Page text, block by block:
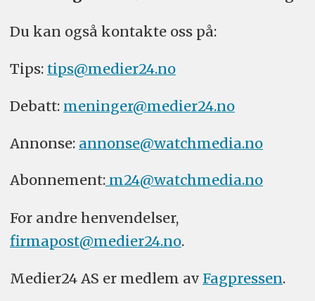
Du kan også kontakte oss på:
Tips: tips@medier24.no
Debatt: meninger@medier24.no
Annonse: annonse@watchmedia.no
Abonnement:m24@watchmedia.no
For andre henvendelser,
firmapost@medier24.no.
Medier24 AS er medlem av Fagpressen.